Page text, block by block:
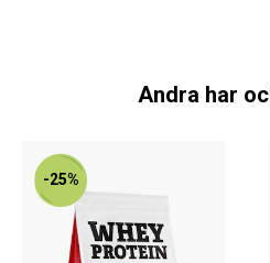
Andra har
-25%